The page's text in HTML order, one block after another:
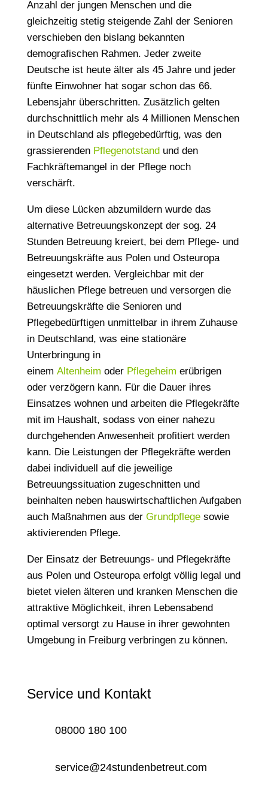
Anzahl der jungen Menschen und die
gleichzeitig stetig steigende Zahl der Senioren
verschieben den bislang bekannten
demografischen Rahmen. Jeder zweite
Deutsche ist heute älter als 45 Jahre und jeder
fünfte Einwohner hat sogar schon das 66.
Lebensjahr überschritten. Zusätzlich gelten
durchschnittlich mehr als 4 Millionen Menschen
in Deutschland als pflegebedürftig, was den
grassierenden Pflegenotstand und den
Fachkräftemangel in der Pflege noch
verschärft.
Um diese Lücken abzumildern wurde das
alternative Betreuungskonzept der sog. 24
Stunden Betreuung kreiert, bei dem Pflege- und
Betreuungskräfte aus Polen und Osteuropa
eingesetzt werden. Vergleichbar mit der
häuslichen Pflege betreuen und versorgen die
Betreuungskräfte die Senioren und
Pflegebedürftigen unmittelbar in ihrem Zuhause
in Deutschland, was eine stationäre
Unterbringung in
einem Altenheim oder Pflegeheim erübrigen
oder verzögern kann. Für die Dauer ihres
Einsatzes wohnen und arbeiten die Pflegekräfte
mit im Haushalt, sodass von einer nahezu
durchgehenden Anwesenheit profitiert werden
kann. Die Leistungen der Pflegekräfte werden
dabei individuell auf die jeweilige
Betreuungssituation zugeschnitten und
beinhalten neben hauswirtschaftlichen Aufgaben
auch Maßnahmen aus der Grundpflege sowie
aktivierenden Pflege.
Der Einsatz der Betreuungs- und Pflegekräfte
aus Polen und Osteuropa erfolgt völlig legal und
bietet vielen älteren und kranken Menschen die
attraktive Möglichkeit, ihren Lebensabend
optimal versorgt zu Hause in ihrer gewohnten
Umgebung in Freiburg verbringen zu können.
Service und Kontakt
08000 180 100
service@24stundenbetreut.com